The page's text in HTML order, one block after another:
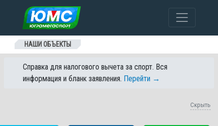
Перейти к содержанию
НАШИ ОБЪЕКТЫ
Справка для налогового вычета за спорт. Вся
информация и бланк заявления. Перейти →
Скрыть